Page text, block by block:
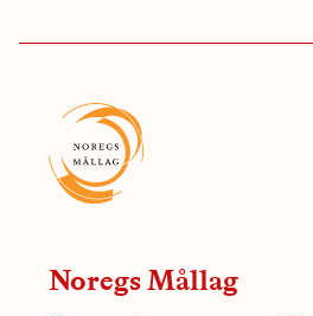
Noregs Mållag